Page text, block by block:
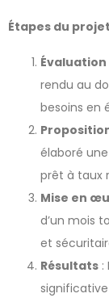
Étapes du
rendu au
besoins en
élaboré
prêt à taux
Mise en
d’un mois
et
Résultats :